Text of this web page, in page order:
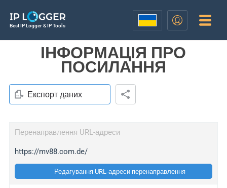
Best IP Logger & IP Tools
ІНФОРМАЦІЯ ПРО
ПОСИЛАННЯ
Експорт даних
Перенаправлення URL-адреси
https://mv88.com.de/
Редагування URL-адреси перенаправлення